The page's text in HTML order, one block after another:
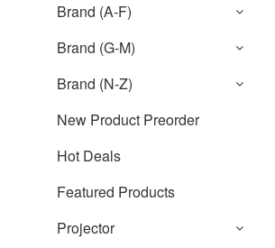
Brand (A-F)
Brand (G-M)
Brand (N-Z)
New Product Preorder
Hot Deals
Featured Products
Projector